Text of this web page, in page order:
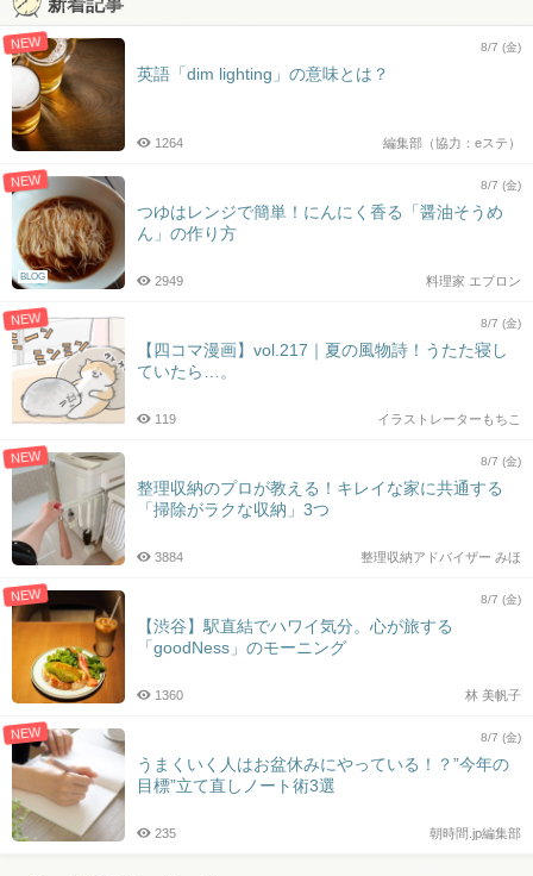
新着記事
NEW 8/7 (金)
英語「dim lighting」の意味とは？
編集部（協力：eステ）
1264
NEW
BLOG
8/7 (金)
つゆはレンジで簡単！にんにく香る「醤油そうめ
ん」の作り方
料理家 エプロン
2949
NEW 8/7 (金)
【四コマ漫画】vol.217｜夏の風物詩！うたた寝し
ていたら…。
イラストレーターもちこ
119
NEW 8/7 (金)
整理収納のプロが教える！キレイな家に共通する
「掃除がラクな収納」3つ
整理収納アドバイザー みほ
3884
NEW 8/7 (金)
【渋谷】駅直結でハワイ気分。心が旅する
「goodNess」のモーニング
林 美帆子
1360
NEW 8/7 (金)
うまくいく人はお盆休みにやっている！？”今年の
目標”立て直しノート術3選
朝時間.jp編集部
235